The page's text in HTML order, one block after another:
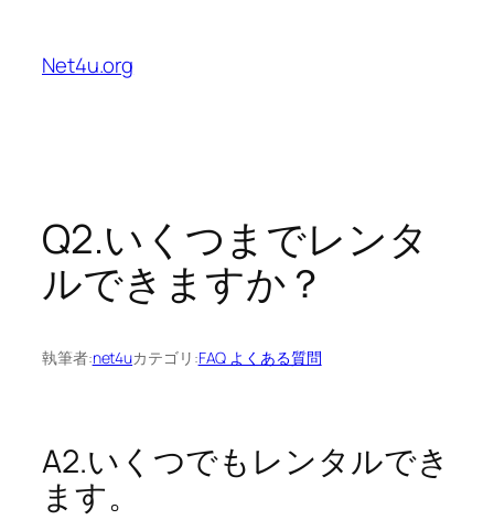
Net4u.org
Q2.いくつまでレンタ
ルできますか？
執筆者:net4uカテゴリ:FAQ よくある質問
A2.いくつでもレンタルでき
ます。